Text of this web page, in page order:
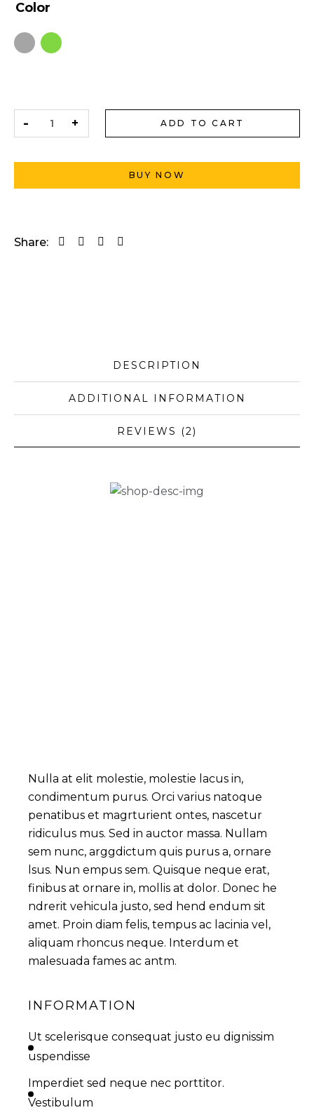
Color
ADD TO CART
BUY NOW
Share:
DESCRIPTION
ADDITIONAL INFORMATION
REVIEWS (2)
Nulla at elit molestie, molestie lacus in,
condimentum purus. Orci varius natoque
penatibus et magrturient ontes, nascetur
ridiculus mus. Sed in auctor massa. Nullam
sem nunc, arggdictum quis purus a, ornare
lsus. Nun empus sem. Quisque neque erat,
finibus at ornare in, mollis at dolor. Donec he
ndrerit vehicula justo, sed hend endum sit
amet. Proin diam felis, tempus ac lacinia vel,
aliquam rhoncus neque. Interdum et
malesuada fames ac antm.
INFORMATION
Ut scelerisque consequat justo eu dignissim
uspendisse
Imperdiet sed neque nec porttitor.
Vestibulum